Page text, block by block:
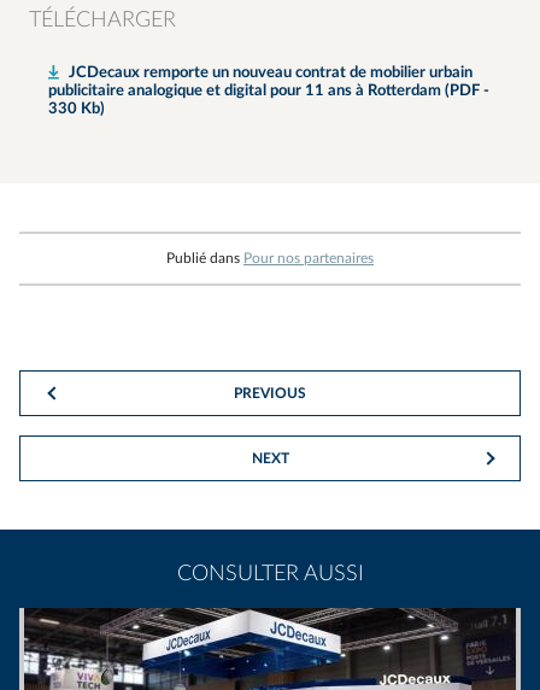
TÉLÉCHARGER
JCDecaux remporte un nouveau contrat de mobilier urbain
publicitaire analogique et digital pour 11 ans à Rotterdam (PDF -
330 Kb)
Publié dans Pour nos partenaires
PREVIOUS
NEXT
CONSULTER AUSSI